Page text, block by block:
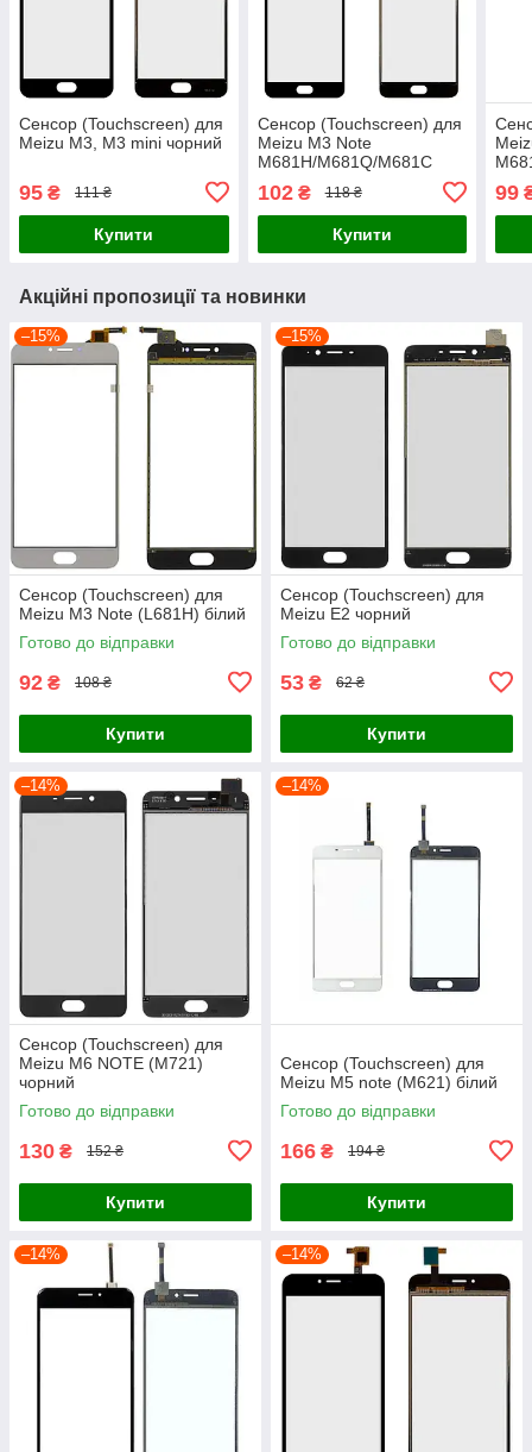
Сенсор (Touchscreen) для
Meizu M3, M3 mini чорний
95 ₴ 111 ₴
Купити
Сенсор (Touchscreen) для
Meizu M3 Note
M681H/M681Q/M681C
102₴ 118 ₴
Купити
99
Акційні пропозиції та новинки
–15%
Сенсор (Touchscreen) для
Meizu M3 Note (L681H) білий
Готово до відправки
92 ₴ 108 ₴
Купити
–15%
Сенсор (Touchscreen) для
Meizu E2 чорний
Готово до відправки
53 ₴ 62 ₴
Купити
–14%
Сенсор (Touchscreen) для
Meizu M6 NOTE (M721)
чорний
Готово до відправки
130 ₴ 152 ₴
Купити
–14%
Сенсор (Touchscreen) для
Meizu M5 note (M621) білий
Готово до відправки
166 ₴ 194 ₴
Купити
–14% –14%